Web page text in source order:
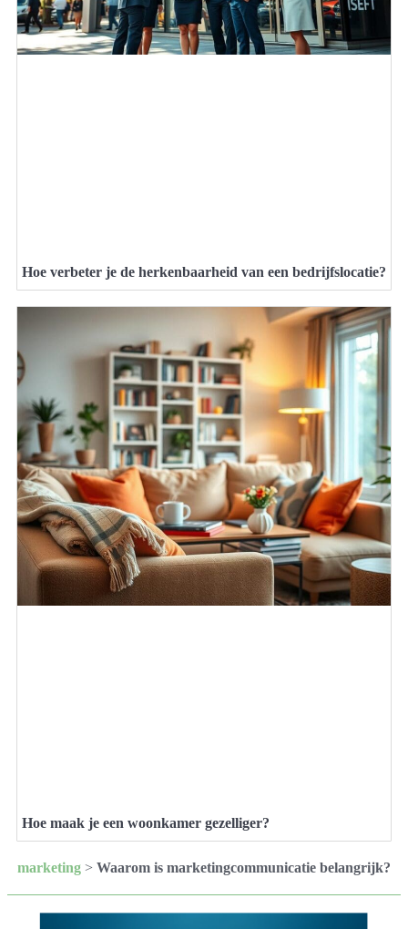
Hoe verbeter je de herkenbaarheid van een bedrijfslocatie?
Hoe maak je een woonkamer gezelliger?
marketing > Waarom is marketingcommunicatie belangrijk?